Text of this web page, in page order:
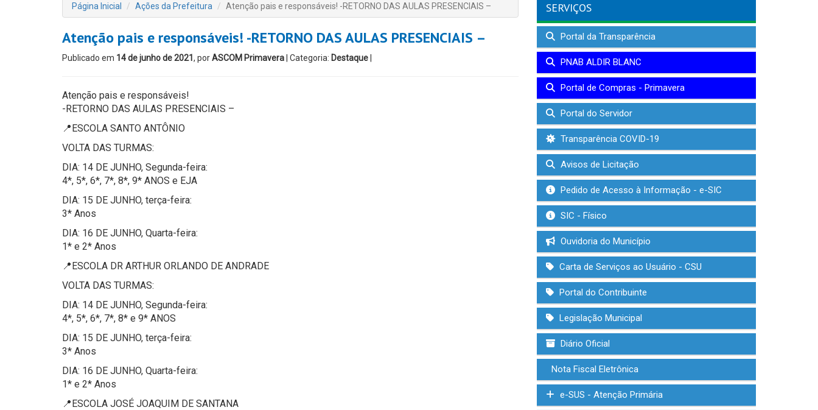
Página Inicial Ações da Prefeitura Atenção pais e responsáveis! -RETORNO DAS AULAS PRESENCIAIS –
Atenção pais e responsáveis! -RETORNO DAS AULAS PRESENCIAIS –
Publicado em 14 de junho de 2021 , porASCOM Primavera | Categoria: Destaque
Atenção pais e responsáveis!
-RETORNO DAS AULAS PRESENCIAIS –
📍ESCOLA SANTO ANTÔNIO
VOLTA DAS TURMAS:
DIA: 14 DE JUNHO, Segunda-feira:
4*, 5*, 6*, 7*, 8*, 9* ANOS e EJA
DIA: 15 DE JUNHO, terça-feira:
3* Anos
DIA: 16 DE JUNHO, Quarta-feira:
1* e 2* Anos
📍ESCOLA DR ARTHUR ORLANDO DE ANDRADE
VOLTA DAS TURMAS:
DIA: 14 DE JUNHO, Segunda-feira:
4*, 5*, 6*, 7*, 8* e 9* ANOS
DIA: 15 DE JUNHO, terça-feira:
3* Anos
DIA: 16 DE JUNHO, Quarta-feira:
1* e 2* Anos
📍ESCOLA JOSÉ JOAQUIM DE SANTANA
SERVIÇOS
Portal da Transparência
PNAB ALDIR BLANC
Portal de Compras - Primavera
Portal do Servidor
Transparência COVID-19
Avisos de Licitação
Pedido de Acesso à Informação - e-SIC
SIC - Físico
Ouvidoria do Município
Carta de Serviços ao Usuário - CSU
Portal do Contribuinte
Legislação Municipal
Diário Oficial
Nota Fiscal Eletrônica
e-SUS - Atenção Primária